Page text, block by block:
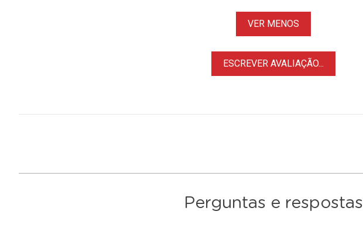
VER MENOS
ESCREVER AVALIAÇÃO...
Perguntas e respostas